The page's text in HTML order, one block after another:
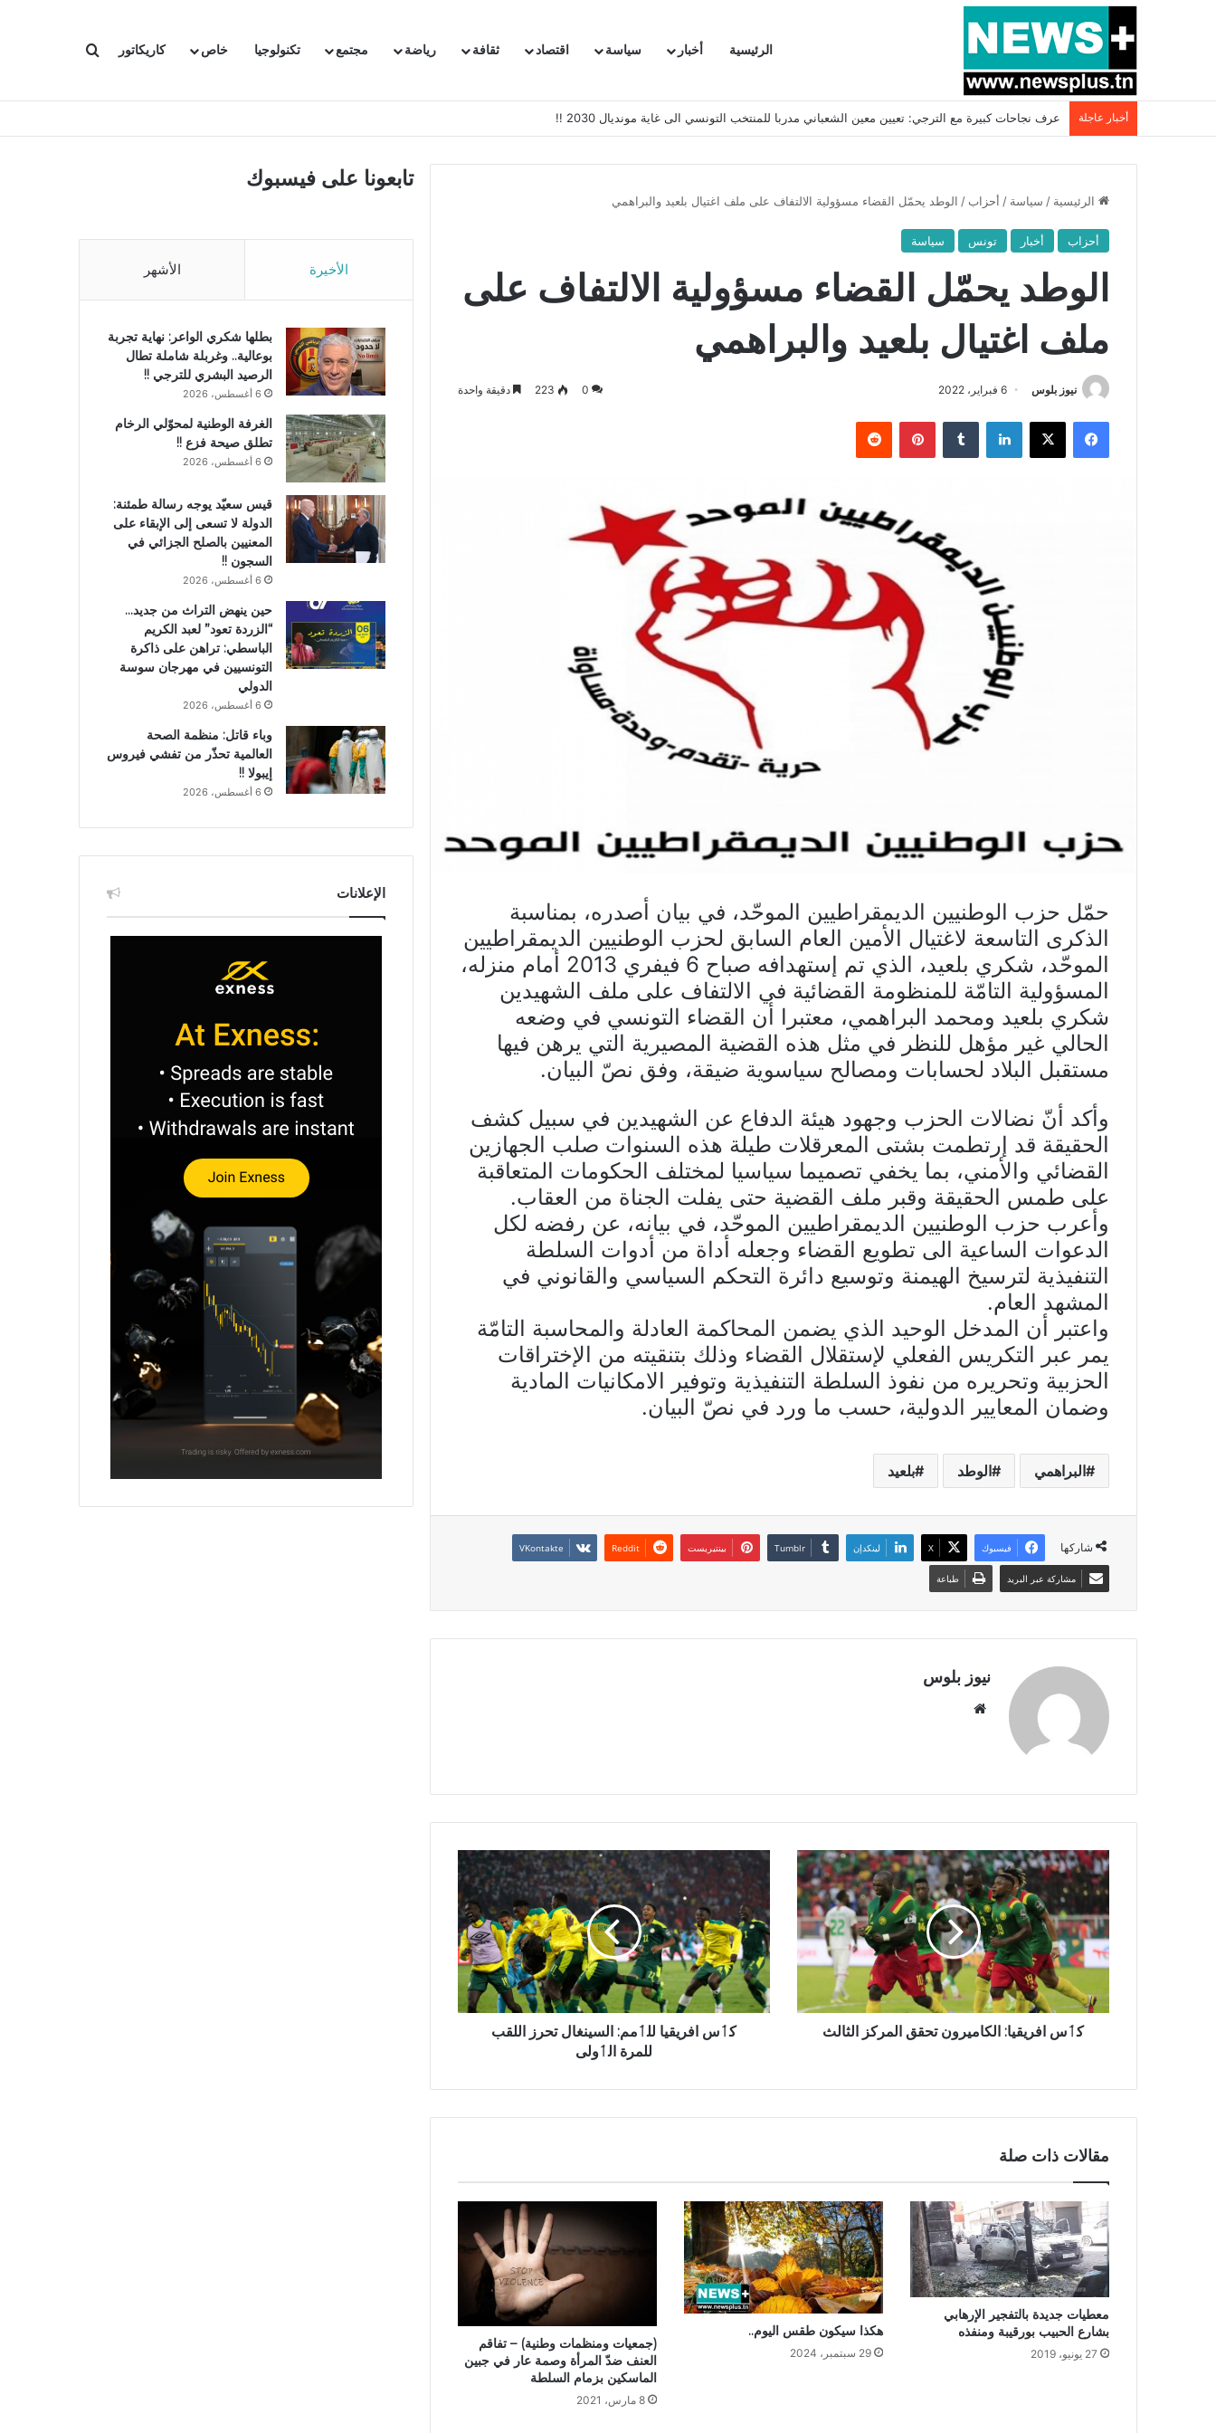
الرئيسية أخبار سياسة اقتصاد ثقافة رياضة مجتمع تكنولوجيا خاص كاريكاتور بحث عن
أخبار عاجلة بسبب المرزوقي وبتكليف من سعيّد: الخارجية تستدعي السفيرة الفرنسية بتونس وتبلغها احتجاجا شديد اللهجة !!
الرئيسية / سياسة / أحزاب / الوطد يحمّل القضاء مسؤولية الالتفاف على ملف اغتيال بلعيد والبراهمي
أحزاب أخبار تونس سياسة
الوطد يحمّل القضاء مسؤولية الالتفاف على
ملف اغتيال بلعيد والبراهمي
نيوز بلوس 6 فبراير، 2022 0
223 دقيقة واحدة
فيسبوك X لينكدإن بينتيريست
حمّل حزب الوطنيين الديمقراطيين الموحّد، في بيان أصدره، بمناسبة
الذكرى التاسعة لاغتيال الأمين العام السابق لحزب الوطنيين الديمقراطيين
الموحّد، شكري بلعيد، الذي تم إستهدافه صباح 6 فيفري 2013 أمام منزله،
المسؤولية التامّة للمنظومة القضائية في الالتفاف على ملف الشهيدين
شكري بلعيد ومحمد البراهمي، معتبرا أن القضاء التونسي في وضعه
الحالي غير مؤهل للنظر في مثل هذه القضية المصيرية التي يرهن فيها
مستقبل البلاد لحسابات ومصالح سياسوية ضيقة، وفق نصّ البيان.
وأكد أنّ نضالات الحزب وجهود هيئة الدفاع عن الشهيدين في سبيل كشف
الحقيقة قد إرتطمت بشتى المعرقلات طيلة هذه السنوات صلب الجهازين
القضائي والأمني، بما يخفي تصميما سياسيا لمختلف الحكومات المتعاقبة
على طمس الحقيقة وقبر ملف القضية حتى يفلت الجناة من العقاب.
وأعرب حزب الوطنيين الديمقراطيين الموحّد، في بيانه، عن رفضه لكل
الدعوات الساعية الى تطويع القضاء وجعله أداة من أدوات السلطة
التنفيذية لترسيخ الهيمنة وتوسيع دائرة التحكم السياسي والقانوني في
المشهد العام.
واعتبر أن المدخل الوحيد الذي يضمن المحاكمة العادلة والمحاسبة التامّة
يمر عبر التكريس الفعلي لإستقلال القضاء وذلك بتنقيته من الإختراقات
الحزبية وتحريره من نفوذ السلطة التنفيذية وتوفير الامكانيات المادية
وضمان المعايير الدولية، حسب ما ورد في نصّ البيان.
البراهمي الوطد بلعيد
شاركها فيسبوك X لينكدإن بينتيريست
مشاركة عبر البريد طباعة
نيوز بلوس
كٲس افريقيا: الكاميرون تحقق المركز الثالث
كٲس افريقيا للٲمم: السينغال تحرز اللقب
للمرة الٲولى
مقالات ذات صلة
معطيات جديدة بالتفجير الإرهابي
بشارع الحبيب بورقيبة ومنفذه
27 يونيو، 2019
هكذا سيكون طقس اليوم..
29 سبتمبر، 2024
(جمعيات ومنظمات وطنية) – تفاقم
العنف ضدّ المرأة وصمة عار في جبين
الماسكين بزمام السلطة
8 مارس، 2021
تابعونا على فيسبوك
الأخيرة الأشهر
بطلها شكري الواعر: نهاية تجربة
بوعالية.. وغربلة شاملة تطال
الرصيد البشري للترجي !!
6 أغسطس، 2026
الغرفة الوطنية لمحوّلي الرخام
تطلق صيحة فزع !!
6 أغسطس، 2026
قيس سعيّد يوجه رسالة طمئنة:
الدولة لا تسعى إلى الإبقاء على
المعنيين بالصلح الجزائي في
السجون !!
6 أغسطس، 2026
حين ينهض التراث من جديد…
“الزردة تعود” لعبد الكريم
الباسطي: تراهن على ذاكرة
التونسيين في مهرجان سوسة
الدولي
6 أغسطس، 2026
وباء قاتل: منظمة الصحة
العالمية تحذّر من تفشي فيروس
إيبولا !!
6 أغسطس، 2026
الإعلانات